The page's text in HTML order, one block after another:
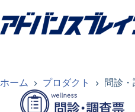
ン
テ
ス
ホーム プロダクト 問診